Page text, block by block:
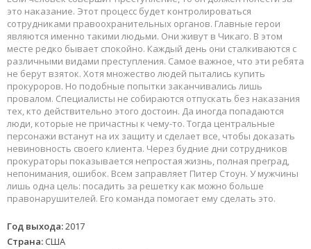
это наказание. Этот процесс будет контролироваться
сотрудниками правоохранительных органов. Главные герои
являются именно такими людьми. Они живут в Чикаго. В этом
месте редко бывает спокойно. Каждый день они сталкиваются с
различными видами преступления. Самое важное, что эти ребята
не берут взяток. Хотя множество людей пытались купить
прокуроров. Но подобные попытки заканчивались лишь
провалом. Специалисты не собираются отпускать без наказания
тех, кто действительно этого достоин. Да иногда попадаются
люди, которые не причастны к чему-то. Тогда центральные
персонажи встанут на их защиту и сделает все, чтобы доказать
невиновность своего клиента. Через будние дни сотрудников
прокураторы показывается непростая жизнь, полная преград,
непонимания, ошибок. Всем заправляет Питер Стоун. У мужчины
лишь одна цель: посадить за решетку как можно больше
правонарушителей. Его команда помогает ему сделать это.
Год выхода:2017
Страна: США